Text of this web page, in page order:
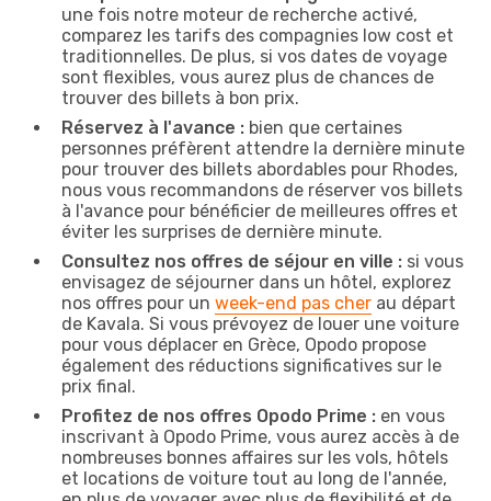
une fois notre moteur de recherche activé,
comparez les tarifs des compagnies low cost et
traditionnelles. De plus, si vos dates de voyage
sont flexibles, vous aurez plus de chances de
trouver des billets à bon prix.
Réservez à l'avance : bien que certaines
personnes préfèrent attendre la dernière minute
pour trouver des billets abordables pour Rhodes,
nous vous recommandons de réserver vos billets
à l'avance pour bénéficier de meilleures offres et
éviter les surprises de dernière minute.
Consultez nos offres de séjour en ville : si vous
envisagez de séjourner dans un hôtel, explorez
nos offres pour un week-end pas cher au départ
de Kavala. Si vous prévoyez de louer une voiture
pour vous déplacer en Grèce, Opodo propose
également des réductions significatives sur le
prix final.
Profitez de nos offres Opodo Prime : en vous
inscrivant à Opodo Prime, vous aurez accès à de
nombreuses bonnes affaires sur les vols, hôtels
et locations de voiture tout au long de l'année,